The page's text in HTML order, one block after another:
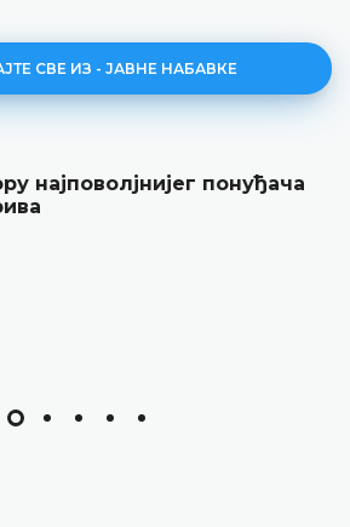
СВЕ ИЗ - ЈАВНЕ НАБАВКЕ
најповолјнијег понуђача